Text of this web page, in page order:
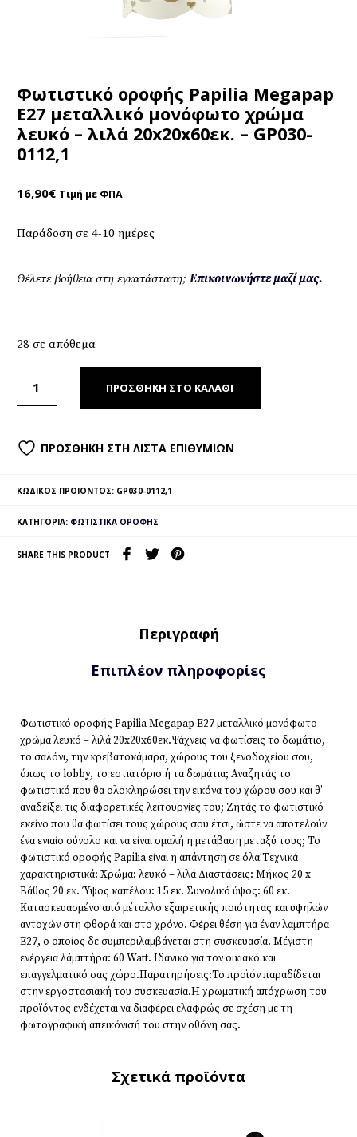
Φωτιστικό οροφής Papilia Megapap
E27 μεταλλικό μονόφωτο χρώμα
λευκό – λιλά 20x20x60εκ. – GP030-
0112,1
16,90€ Τιμή με ΦΠΑ
Παράδοση σε 4-10 ημέρες
Θέλετε βοήθεια στη εγκατάσταση; Επικοινωνήστε μαζί μας.
28 σε απόθεμα
ΠΡΟΣΘΉΚΗ ΣΤΟ ΚΑΛΆΘΙ
ΠΡΟΣΘΉΚΗ ΣΤΗ ΛΊΣΤΑ ΕΠΙΘΥΜΙΏΝ
ΚΩΔΙΚΌΣ ΠΡΟΪΌΝΤΟΣ: GP030-0112,1
ΚΑΤΗΓΟΡΊΑ: ΦΩΤΙΣΤΙΚΆ ΟΡΟΦΉΣ
SHARE THIS PRODUCT
Περιγραφή
Επιπλέον πληροφορίες
Φωτιστικό οροφής Papilia Megapap E27 μεταλλικό μονόφωτο
χρώμα λευκό – λιλά 20x20x60εκ.Ψάχνεις να φωτίσεις το δωμάτιο,
το σαλόνι, την κρεβατοκάμαρα, χώρους του ξενοδοχείου σου,
όπως το lobby, το εστιατόριο ή τα δωμάτια; Αναζητάς το
φωτιστικό που θα ολοκληρώσει την εικόνα του χώρου σου και θ’
αναδείξει τις διαφορετικές λειτουργίες του; Ζητάς το φωτιστικό
εκείνο που θα φωτίσει τους χώρους σου έτσι, ώστε να αποτελούν
ένα ενιαίο σύνολο και να είναι ομαλή η μετάβαση μεταξύ τους; Το
φωτιστικό οροφής Papilia είναι η απάντηση σε όλα!Τεχνικά
χαρακτηριστικά: Χρώμα: λευκό – λιλά Διαστάσεις: Μήκος 20 x
Βάθος 20 εκ. Ύψος καπέλου: 15 εκ. Συνολικό ύψος: 60 εκ.
Κατασκευασμένο από μέταλλο εξαιρετικής ποιότητας και υψηλών
αντοχών στη φθορά και στο χρόνο. Φέρει θέση για έναν λαμπτήρα
Ε27, ο οποίος δε συμπεριλαμβάνεται στη συσκευασία. Μέγιστη
ενέργεια λάμπτήρα: 60 Watt. Ιδανικό για τον οικιακό και
επαγγελματικό σας χώρο.Παρατηρήσεις:Το προϊόν παραδίδεται
στην εργοστασιακή του συσκευασία.Η χρωματική απόχρωση του
προϊόντος ενδέχεται να διαφέρει ελαφρώς σε σχέση με τη
φωτογραφική απεικόνισή του στην οθόνη σας.
Σχετικά προϊόντα